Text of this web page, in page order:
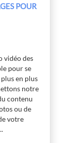
POUR
vidéo des
pour se
en plus
notre
contenu
ou de
votre